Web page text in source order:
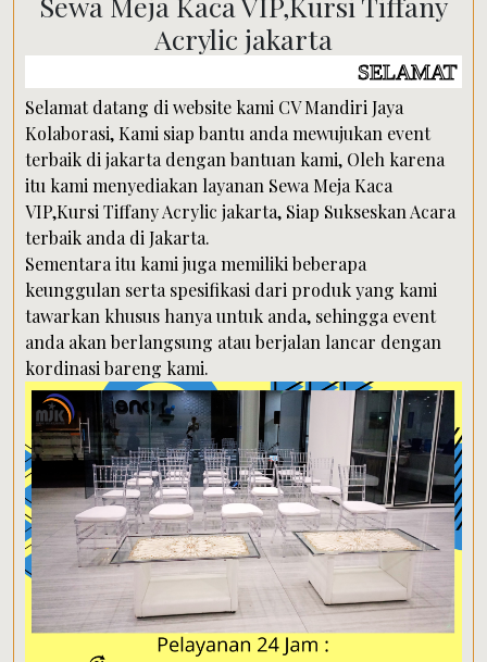
Acrylic jakarta
SELAMAT DATANG DI
Selamat datang di website kami CV Mandiri Jaya
Kolaborasi, Kami siap bantu anda mewujukan event
terbaik di jakarta dengan bantuan kami, Oleh karena
itu kami menyediakan layanan Sewa Meja Kaca
VIP,Kursi Tiffany Acrylic jakarta, Siap Sukseskan Acara
terbaik anda di Jakarta.
Sementara itu kami juga memiliki beberapa
keunggulan serta spesifikasi dari produk yang kami
tawarkan khusus hanya untuk anda, sehingga event
anda akan berlangsung atau berjalan lancar dengan
kordinasi bareng kami.